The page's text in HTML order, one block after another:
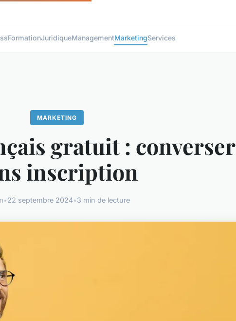
FormationJuridiqueManagementMarketingServices
MARKETING
gratuit : converser
inscription
•22 septembre 2024•3 min de lecture